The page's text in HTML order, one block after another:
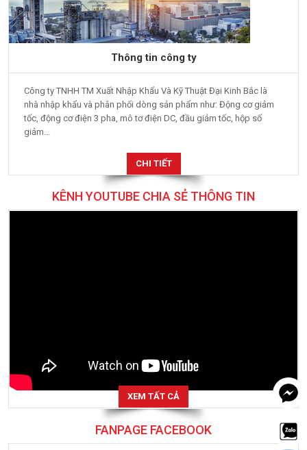
Thông tin công ty
Công ty TNHH TM Xuất Nhập Khẩu Và Kỹ Thuật Đại Kinh Bắc là
nhà nhập khẩu và phân phối dòng sản phẩm như: Động cơ giảm
tốc, động cơ điện 3 pha, mô tơ điện DC, đầu giảm tốc, hộp số
giảm...
KÊNH YOUTUBE CHIA SẺ THÔNG TIN
FANPAGE FACEBOOK